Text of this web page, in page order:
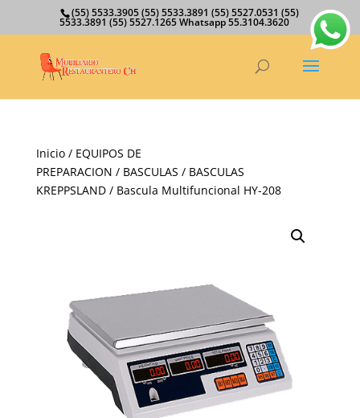
(55) 5533.3905 (55) 5533.3891 (55) 5527.0531 (55)
5533.3891 (55) 5527.1265 Whatsapp 55.3104.3620
Inicio/ EQUIPOS DE
PREPARACION / BASCULAS / BASCULAS
KREPPSLAND/ Bascula Multifuncional HY-208